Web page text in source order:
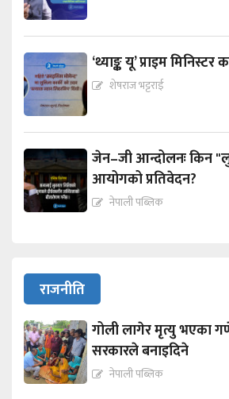
‘थ्याङ्क यू’ प्राइम मिनिस्टर
शेषराज भट्टराई
जेन–जी आन्दोलनः किन
आयोगको प्रतिवेदन?
नेपाली पब्लिक
राजनीति
गोली लागेर मृत्यु भएका
सरकारले बनाइदिने
नेपाली पब्लिक